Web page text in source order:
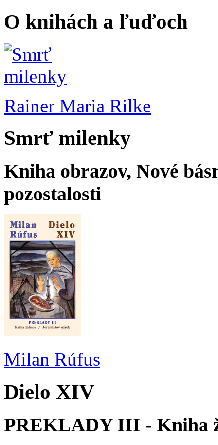
O knihách a ľuďoch
Rainer Maria Rilke
Smrť milenky
Kniha obrazov, Nové
pozostalosti
Milan Rúfus
Dielo XIV
PREKLADY III - Kniha